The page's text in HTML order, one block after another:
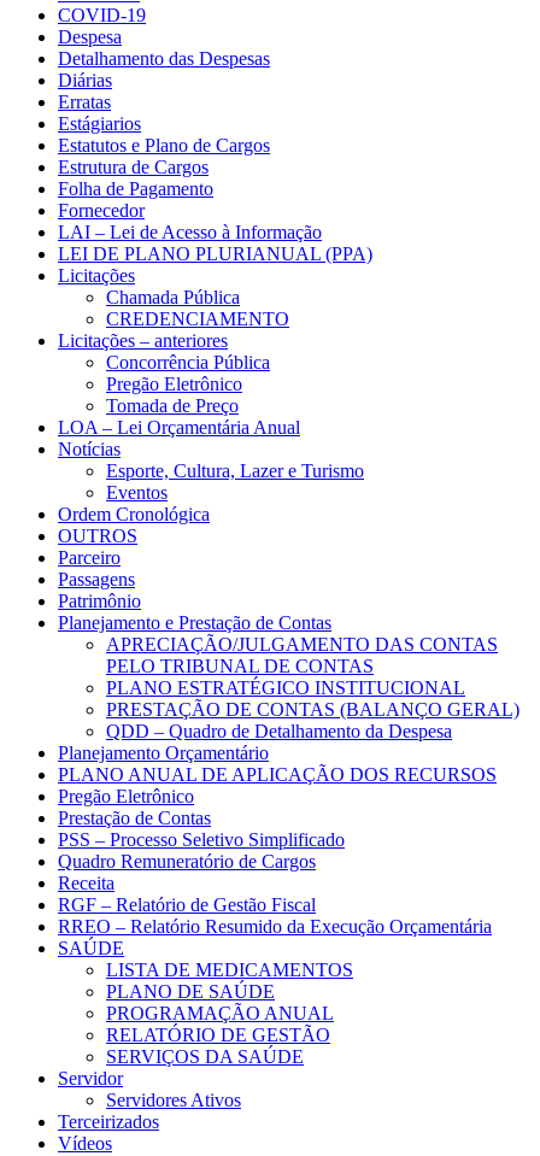
COVID-19
Despesa
Detalhamento das Despesas
Diárias
Erratas
Estágiarios
Estatutos e Plano de Cargos
Estrutura de Cargos
Folha de Pagamento
Fornecedor
LAI – Lei de Acesso à Informação
LEI DE PLANO PLURIANUAL (PPA)
Licitações
Chamada Pública
CREDENCIAMENTO
Licitações – anteriores
Concorrência Pública
Pregão Eletrônico
Tomada de Preço
LOA – Lei Orçamentária Anual
Notícias
Esporte, Cultura, Lazer e Turismo
Eventos
Ordem Cronológica
OUTROS
Parceiro
Passagens
Patrimônio
Planejamento e Prestação de Contas
APRECIAÇÃO/JULGAMENTO DAS CONTAS
PELO TRIBUNAL DE CONTAS
PLANO ESTRATÉGICO INSTITUCIONAL
PRESTAÇÃO DE CONTAS (BALANÇO GERAL)
QDD – Quadro de Detalhamento da Despesa
Planejamento Orçamentário
PLANO ANUAL DE APLICAÇÃO DOS RECURSOS
Pregão Eletrônico
Prestação de Contas
PSS – Processo Seletivo Simplificado
Quadro Remuneratório de Cargos
Receita
RGF – Relatório de Gestão Fiscal
RREO – Relatório Resumido da Execução Orçamentária
SAÚDE
LISTA DE MEDICAMENTOS
PLANO DE SAÚDE
PROGRAMAÇÃO ANUAL
RELATÓRIO DE GESTÃO
SERVIÇOS DA SAÚDE
Servidor
Servidores Ativos
Terceirizados
Vídeos